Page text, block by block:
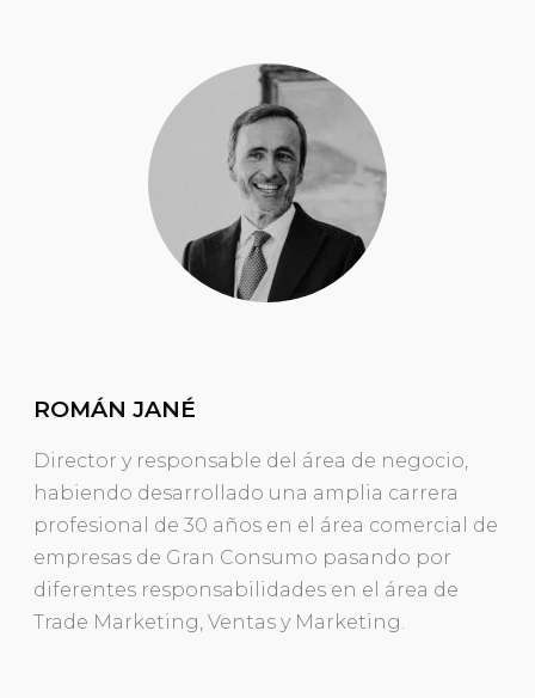
ROMÁN JANÉ
Director y responsable del área de negocio,
habiendo desarrollado una amplia carrera
profesional de 30 años en el área comercial de
empresas de Gran Consumo pasando por
diferentes responsabilidades en el área de
Trade Marketing, Ventas y Marketing.